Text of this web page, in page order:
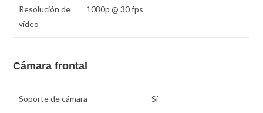
Resolución de
vídeo
1080p @ 30 fps
Cámara frontal
Soporte de cámara Sí